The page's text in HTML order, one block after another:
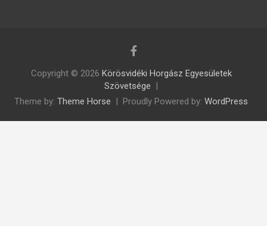
Copyright © 2026 Körösvidéki Horgász Egyesületek
Szövetsége
Theme by: Theme Horse Proudly Powered by: WordPress